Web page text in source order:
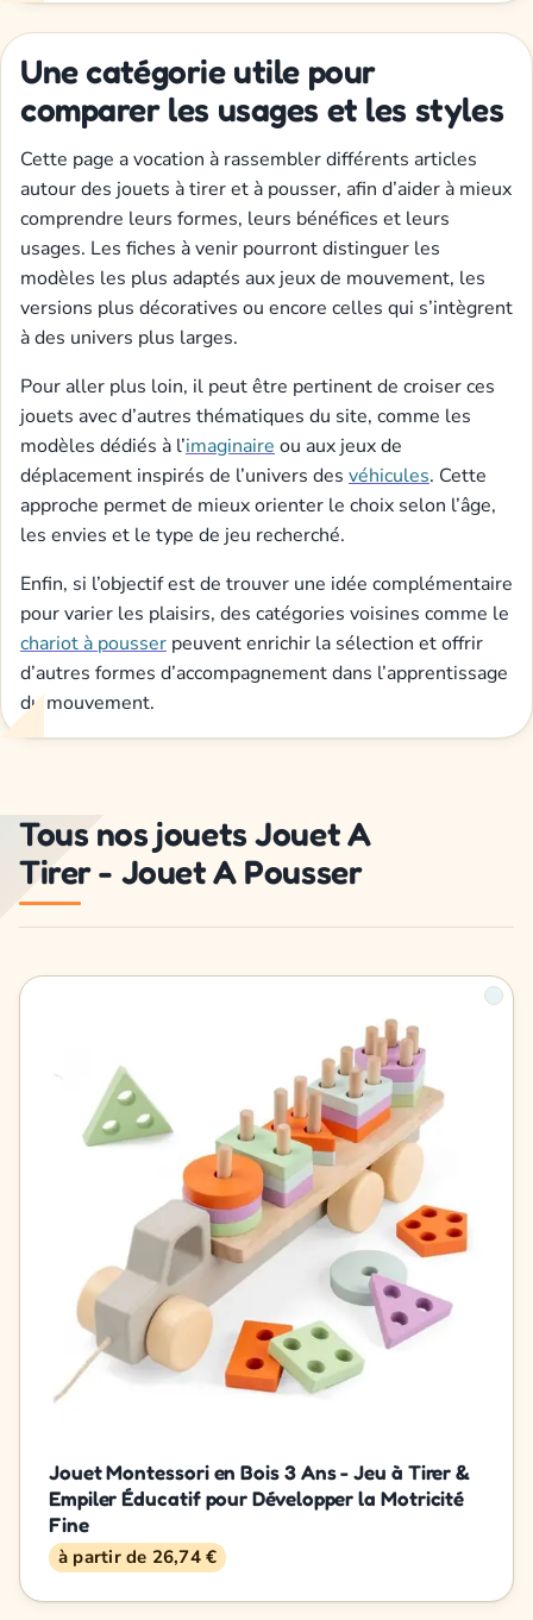
Une catégorie utile pour
comparer les usages et les styles
Cette page a vocation à rassembler différents articles
autour des jouets à tirer et à pousser, afin d’aider à mieux
comprendre leurs formes, leurs bénéfices et leurs
usages. Les fiches à venir pourront distinguer les
modèles les plus adaptés aux jeux de mouvement, les
versions plus décoratives ou encore celles qui s’intègrent
à des univers plus larges.
Pour aller plus loin, il peut être pertinent de croiser ces
jouets avec d’autres thématiques du site, comme les
modèles dédiés à l’imaginaire ou aux jeux de
déplacement inspirés de l’univers des véhicules. Cette
approche permet de mieux orienter le choix selon l’âge,
les envies et le type de jeu recherché.
Enfin, si l’objectif est de trouver une idée complémentaire
pour varier les plaisirs, des catégories voisines comme le
chariot à pousser peuvent enrichir la sélection et offrir
d’autres formes d’accompagnement dans l’apprentissage
du mouvement.
Tous nos jouets Jouet A
Tirer - Jouet A Pousser
Jouet Montessori en Bois 3 Ans - Jeu à Tirer &
Empiler Éducatif pour Développer la Motricité
Fine
à partir de 26,74 €